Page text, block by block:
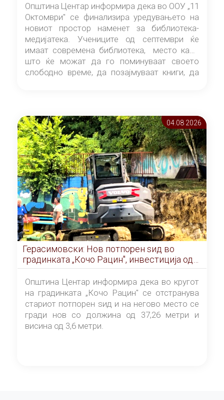
Општина Центар информира дека во ООУ „11
Октомври" се финализира уредувањето на
новиот простор наменет за библиотека-
медијатека. Учениците од септември ќе
имаат современа библиотека, место каде
што ќе можат да го поминуваат своето
слободно време, да позајмуваат книги, да
04.08 2026
Герасимовски: Нов потпорен ѕид во
градинката „Кочо Рацин", инвестиција од
5,99 милиони денари
Општина Центар информира дека во кругот
на градинката „Кочо Рацин" се отстранува
стариот потпорен ѕид и на негово место се
гради нов со должина од 37,26 метри и
висина од 3,6 метри.